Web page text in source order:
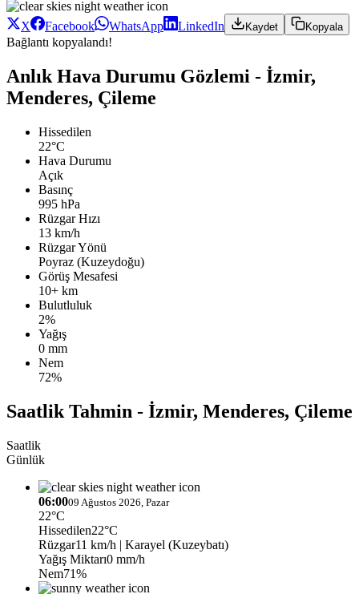
X Facebook WhatsApp LinkedIn Kaydet Kopyala
Bağlantı kopyalandı!
Anlık Hava Durumu Gözlemi - İzmir,
Menderes, Çileme
Hissedilen
22°C
Hava Durumu
Açık
Basınç
995 hPa
Rüzgar Hızı
13 km/h
Rüzgar Yönü
Poyraz (Kuzeydoğu)
Görüş Mesafesi
10+ km
Bulutluluk
2%
Yağış
0 mm
Nem
72%
Saatlik Tahmin - İzmir, Menderes, Çileme
Saatlik
Günlük
06:0009 Ağustos 2026, Pazar
22°C
Hissedilen22°C
Rüzgar11 km/h | Karayel (Kuzeybatı)
Yağış Miktarı0 mm/h
Nem71%